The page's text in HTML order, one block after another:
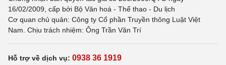
16/02/2009, cấp bởi Bộ Văn hoá - Thể thao - Du lịch
Cơ quan chủ quản: Công ty Cổ phần Truyền thông Luật Việt
Nam. Chịu trách nhiệm: Ông Trần Văn Trí
Hỗ trợ về dịch vụ: 0938 36 1919